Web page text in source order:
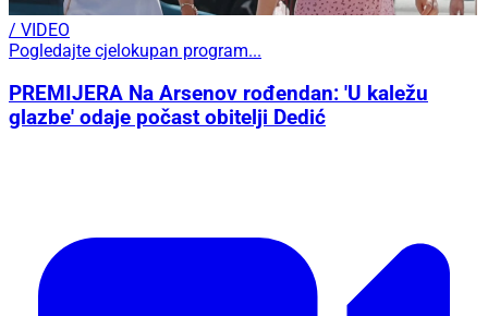
/ VIDEO
Pogledajte cjelokupan program...
PREMIJERA Na Arsenov rođendan: 'U kaležu
glazbe' odaje počast obitelji Dedić